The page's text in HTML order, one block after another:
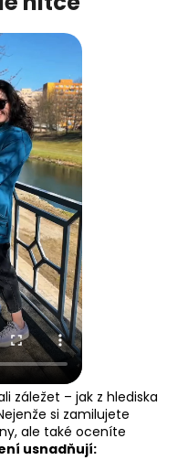
záležet – jak z hlediska
si zamilujete
ale také oceníte
usnadňují: